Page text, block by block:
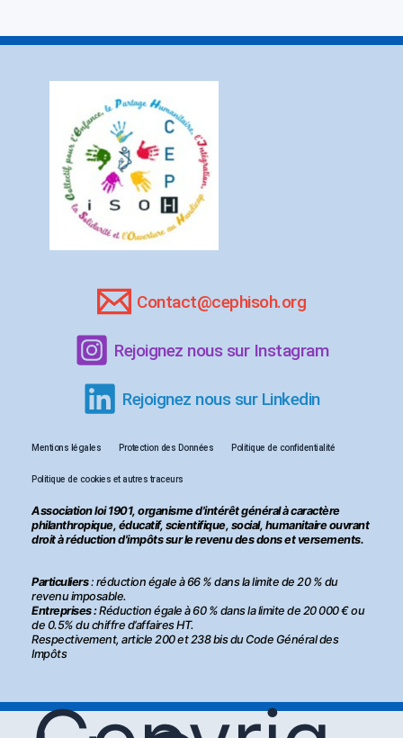
Contact@cephisoh.org
Rejoignez nous sur Instagram
Rejoignez nous sur Linkedin
Mentions légales Protection des Données Politique de confidentialité
Politique de cookies et autres traceurs
Association loi 1901, organisme d'intérêt général à caractère
philanthropique, éducatif, scientifique, social, humanitaire ouvrant
droit à réduction d'impôts sur le revenu des dons et versements.
Particuliers: réduction égale à 66 % dans la limite de 20 % du
revenu imposable.
Entreprises :Réduction égale à 60 % dans la limite de 20 000 € ou
de 0.5% du chiffre d’affaires HT.
Respectivement, article 200 et 238 bis du Code Général des
Impôts